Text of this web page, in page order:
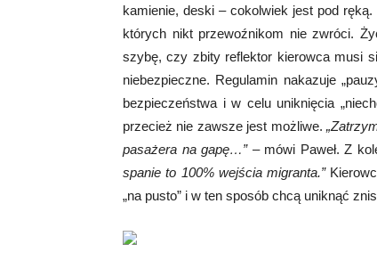
kamienie, deski – cokolwiek jest pod
których nikt przewoźnikom nie zwróci.
szybę, czy zbity reflektor kierowca musi
niebezpieczne. Regulamin nakazuje
bezpieczeństwa i w celu uniknięcia
przecież nie zawsze jest możliwe.
pasażera na gapę…”– mówi Paweł. Z
spanie to 100% wejścia migranta.”
„na pusto” i w ten sposób chcą uniknąć